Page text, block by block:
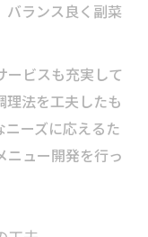
バランス良く副菜
ービスも充実して
法を工夫したも
ーズに応えるた
ニュー開発を行っ